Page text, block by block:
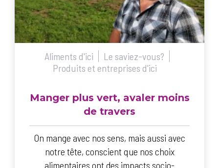
Aliments d'ici
Le saviez-vous?
Produits et entreprises d'ici
Manger plus vert, avaler moins
de travers
On mange avec nos sens, mais aussi avec
notre tête, conscient que nos choix
alimentaires ont des impacts socio-